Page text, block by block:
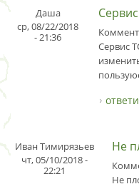
Даша
ср, 08/22/2018
- 21:36
Сервис
Иван Тимирязьев
чт, 05/10/2018 -
22:21
Не
Не